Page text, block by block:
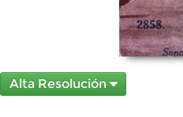
Alta Resolución